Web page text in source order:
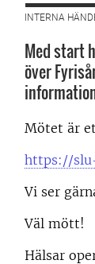
INTERNA
Med start
över
Mötet är
https://slu-
Vi ser
Väl mött!
Hälsar